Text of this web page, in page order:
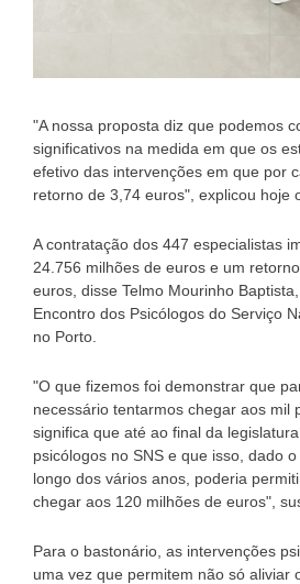
"A nossa proposta diz que podemos
significativos na medida em que os
efetivo das intervenções em que por
retorno de 3,74 euros", explicou hoje
A contratação dos 447 especialistas
24.756 milhões de euros e um
euros, disse Telmo Mourinho
Encontro dos Psicólogos do Serviço
no Porto.
"O que fizemos foi demonstrar que
necessário tentarmos chegar aos mil
significa que até ao final da
psicólogos no SNS e que isso, dado
longo dos vários anos, poderia
chegar aos 120 milhões de euros",
Para o bastonário, as intervenções
uma vez que permitem não só aliviar